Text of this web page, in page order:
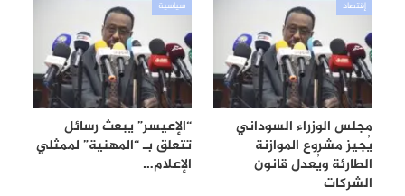
إقتصاد
مجلس الوزراء السوداني
يُجيز مشروع الموازنة
الطارئة ويُعدل قانون
الشركات
سياسية
“الإعيسر” يبعث رسائل
تتعلق بـ “المهنية” لممثلي
الإعلام…